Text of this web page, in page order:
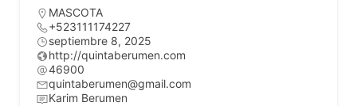
MASCOTA
+523111174227
septiembre 8, 2025
http://quintaberumen.com
46900
quintaberumen@gmail.com
Karim Berumen